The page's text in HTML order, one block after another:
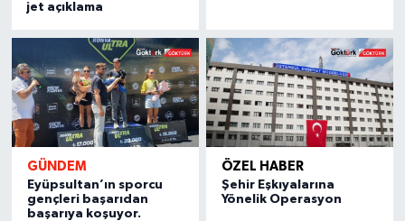
jet açıklama
GÜNDEM
Eyüpsultan’ın sporcu
gençleri başarıdan
başarıya koşuyor.
ÖZEL HABER
Şehir Eşkıyalarına
Yönelik Operasyon